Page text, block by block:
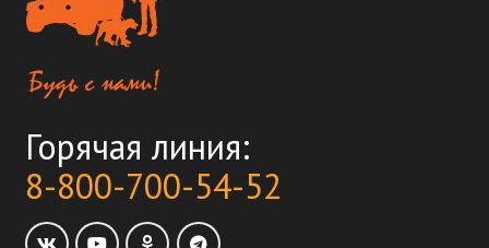
Горячая линия:
8-800-700-54-52